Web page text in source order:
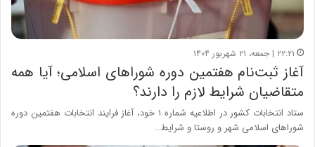
۲۲:۲۱ | جمعه، ۲۱ شهریور ۱۴۰۴
آغاز ثبت‌نام هفتمین دوره شوراهای اسلامی؛ آیا همه
متقاضیان شرایط لازم را دارند؟
ستاد انتخابات کشور در اطلاعیه شماره ۱ خود، آغاز فرایند انتخابات هفتمین دوره
شوراهای اسلامی شهر و روستا و شرایط…